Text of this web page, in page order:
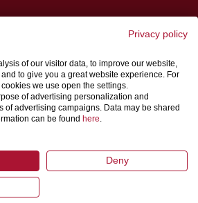
условия сделки
информации
© 2026 Schwer Fittings
Privacy policy
of our visitor data, to improve our website,
to give you a great website experience. For
we use open the settings.
of advertising personalization and
of advertising campaigns. Data may be shared
can be found here.
Deny